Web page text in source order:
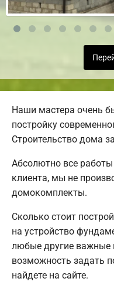
Наши мастера очень
постройку
Строительство дома
Абсолютно все
клиента, мы не
домокомплекты.
Сколько стоит
на устройство
любые другие важные
возможность задать
найдете на сайте.